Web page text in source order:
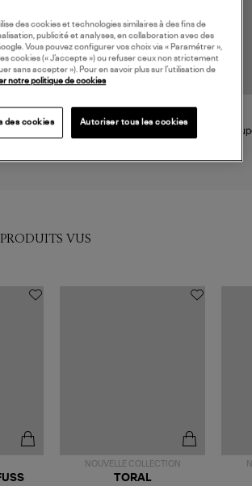
XIRENA
VUS
NOUVELLE COLLECTION
TORAL
des cookies et technologies similaires à des fins de
publicité et analyses, en collaboration avec des
Vous pouvez configurer vos choix via « Paramétrer »,
cookies (« J’accepte ») ou refuser ceux non strictement
sans accepter »). Pour en savoir plus sur l’utilisation de
notre politique de cookies
des cookies Autoriser tous les cookies